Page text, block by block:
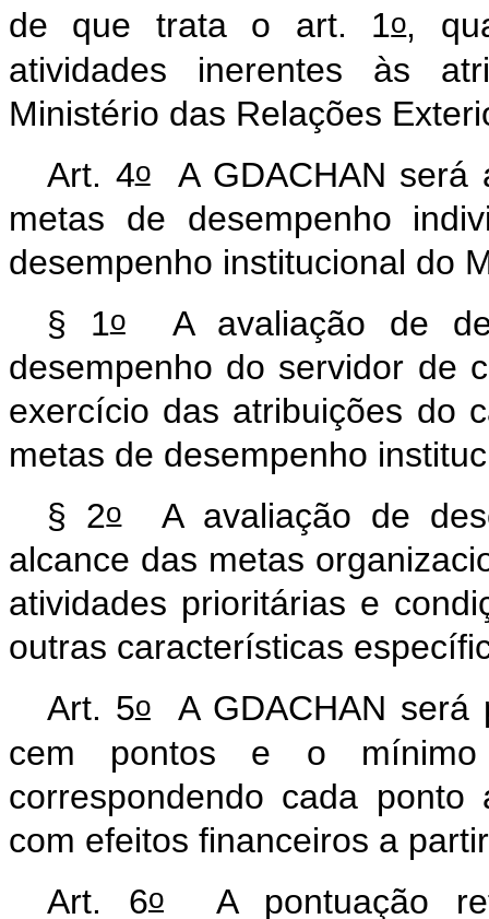
de que trata o art. 1o,
atividades inerentes às
Ministério das Relações
Art. 4oA GDACHAN será
metas de desempenho
desempenho institucional do
§ 1oA avaliação de
desempenho do servidor de
exercício das atribuições do
metas de desempenho
§ 2oA avaliação de
alcance das metas
atividades prioritárias e
outras características
Art. 5oA GDACHAN será
cem pontos e o
correspondendo cada
com efeitos financeiros a
Art. 6o A pontuação